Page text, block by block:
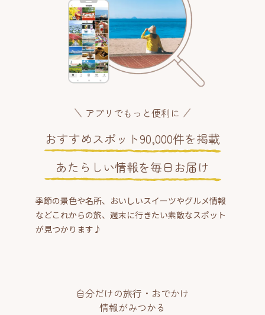
アプリでもっと便利に
おすすめスポット90,000件を掲載
あたらしい情報を毎日お届け
季節の景色や名所、おいしいスイーツやグルメ情報
などこれからの旅、週末に行きたい素敵なスポット
が見つかります♪
自分だけの旅行・おでかけ
情報がみつかる